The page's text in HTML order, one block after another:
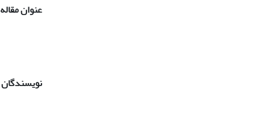
عنوان مقاله
نویسندگان